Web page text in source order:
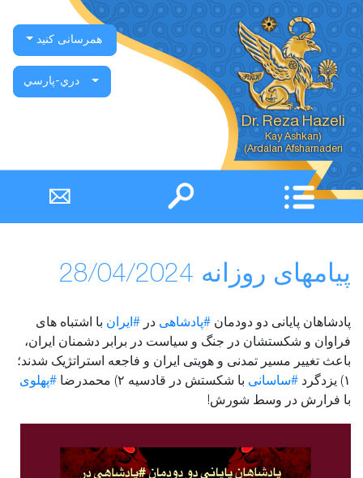
Dr. Reza Hazeli
Ardalan Afsharnaderi)
همرسانی کنید
دري-پارسي
پیامهای روزانه 28/04/2024
پادشاهان پایانی دو دودمان #پادشاهی در #ایران با اشتباه های
فراوان و شکستشان در جنگ و سیاست در برابر دشمنان ایران،
باعث تغییر مسیر تمدنی و هویتی ایران و فاجعه استراتژیک شدند؛
۱) یزدگرد
#ساسانی با شکستش در قادسیه ۲) محمدرضا
#پهلوی
با فرارش در وسط شورش!